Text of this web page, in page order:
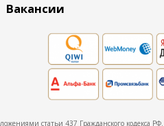
Вакансии
статьи 437 Гражданского кодекса РФ.